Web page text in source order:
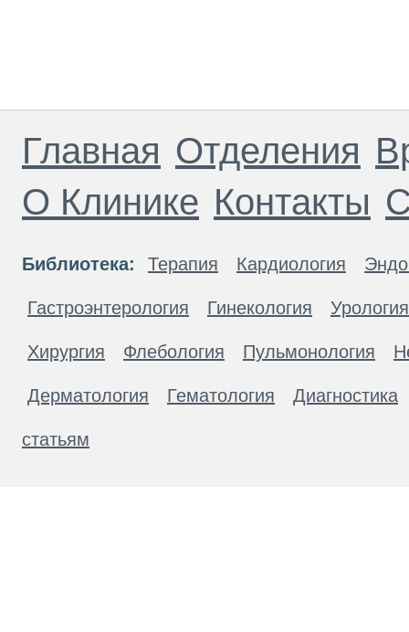
Главная Отделения
О Клинике Контакты
Библиотека: Терапия Кардиология
Гастроэнтерология Гинекология Урология
Хирургия Флебология Пульмонология
Дерматология Гематология Диагностика
статьям